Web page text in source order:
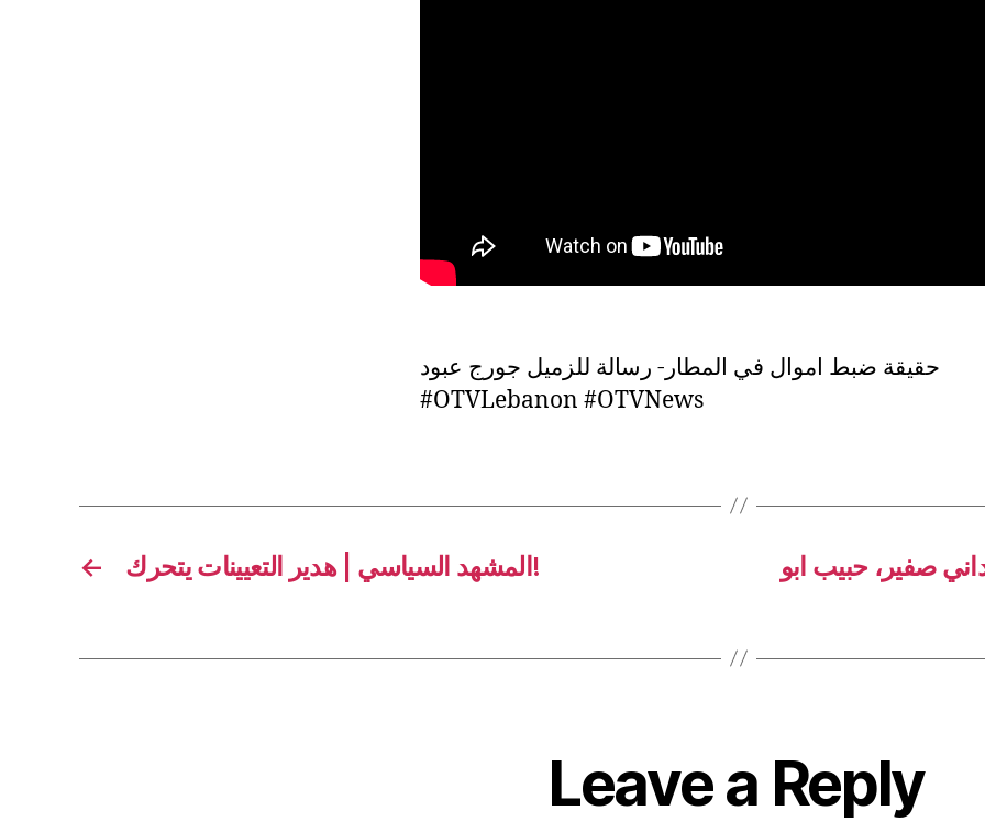
حقيقة ضبط اموال في المطار- رسالة للزميل جورج عبود
#OTVLebanon #OTVNews
← المشهد السياسي | هدير التعيينات يتحرك!
صفير، حبيب ابو
Leave a Reply